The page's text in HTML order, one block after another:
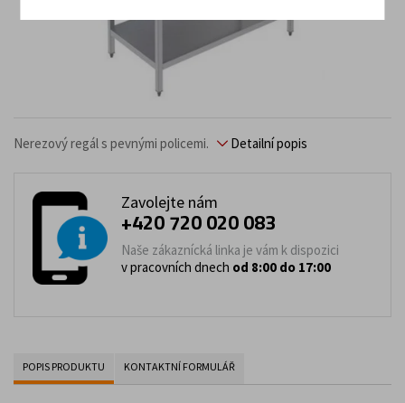
Nerezový regál s pevnými policemi. Detailní popis
Zavolejte nám
+420 720 020 083
Naše zákaznícká linka je vám k dispozici
v pracovních dnech od 8:00 do 17:00
POPIS PRODUKTU KONTAKTNÍ FORMULÁŘ